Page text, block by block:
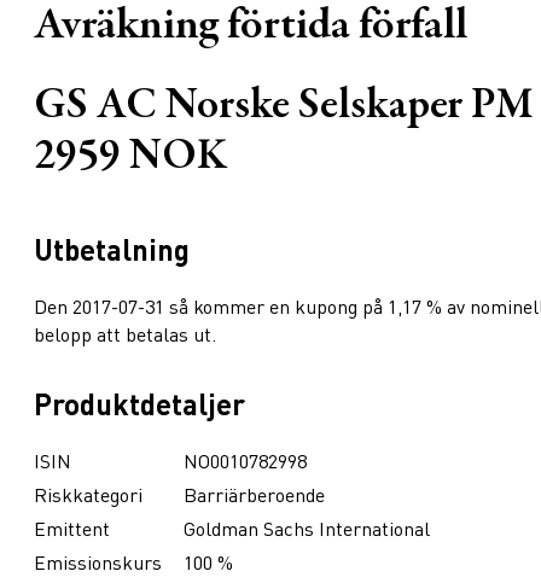
Avräkning förtida förfall
GS AC Norske Selskaper PM
2959 NOK
Utbetalning
Den 2017-07-31 så kommer en kupong på 1,17 % av
belopp att betalas ut.
Produktdetaljer
ISIN
NO0010782998
Riskkategori
Barriärberoende
Emittent
Goldman Sachs International
Emissionskurs
100 %